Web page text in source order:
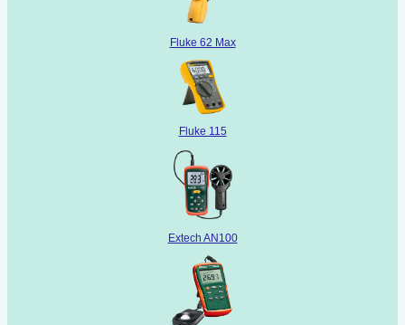
Fluke 62 Max
Fluke 115
Extech AN100